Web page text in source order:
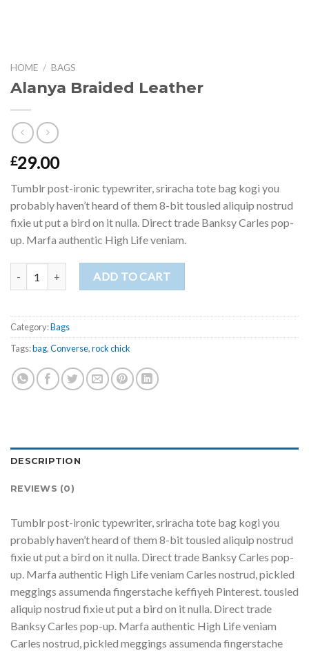
HOME / BAGS
Alanya Braided Leather
£29.00
Tumblr post-ironic typewriter, sriracha tote bag kogi you
probably haven’t heard of them 8-bit tousled aliquip nostrud
fixie ut put a bird on it nulla. Direct trade Banksy Carles pop-
up. Marfa authentic High Life veniam.
Alanya Braided Leather quantity
ADD TO CART
Category:Bags
Tags:bag,Converse,rock chick
DESCRIPTION
REVIEWS (0)
Tumblr post-ironic typewriter, sriracha tote bag kogi you
probably haven’t heard of them 8-bit tousled aliquip nostrud
fixie ut put a bird on it nulla. Direct trade Banksy Carles pop-
up. Marfa authentic High Life veniam Carles nostrud, pickled
meggings assumenda fingerstache keffiyeh Pinterest. tousled
aliquip nostrud fixie ut put a bird on it nulla. Direct trade
Banksy Carles pop-up. Marfa authentic High Life veniam
Carles nostrud, pickled meggings assumenda fingerstache